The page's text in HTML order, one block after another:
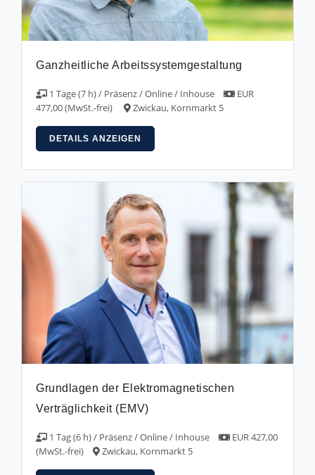
Ganzheitliche Arbeitssystemgestaltung
1 Tage (7 h) / Präsenz / Online / Inhouse
EUR
477,00 (MwSt.-frei)
Zwickau, Kornmarkt 5
DETAILS ANZEIGEN
Grundlagen der Elektromagnetischen
Verträglichkeit (EMV)
1 Tag (6 h) / Präsenz / Online / Inhouse
EUR 427,00
(MwSt.-frei)
Zwickau, Kornmarkt 5